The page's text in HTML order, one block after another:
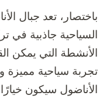
باختصار، تعد جبال
السياحية جاذبية في
الأنشطة التي يمكن
تجربة سياحية مميزة
الأناضول سيكون خيارًا